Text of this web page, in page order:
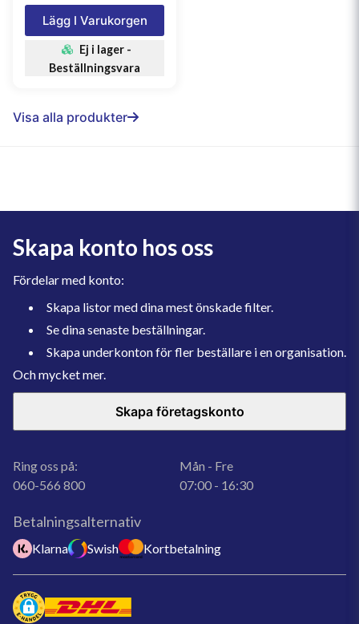
Lägg I Varukorgen
Ej i lager -
Beställningsvara
Visa alla produkter
Skapa konto hos oss
Fördelar med konto:
Skapa listor med dina mest önskade filter.
Se dina senaste beställningar.
Skapa underkonton för fler beställare i en organisation.
Och mycket mer.
Skapa företagskonto
Ring oss på:
060-566 800
Mån - Fre
07:00 - 16:30
Betalningsalternativ
Klarna Swish Kortbetalning